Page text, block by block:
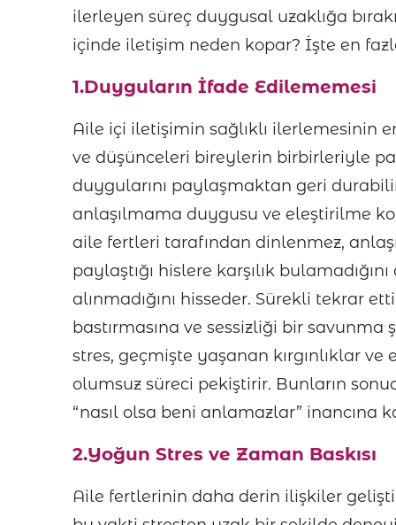
ilerleyen süreç duygusal uzaklığa
içinde iletişim neden kopar? İşte en
1.Duyguların İfade Edilememesi
Aile içi iletişimin sağlıklı ilerlemesinin
ve düşünceleri bireylerin birbirleriyle
duygularını paylaşmaktan geri
anlaşılmama duygusu ve eleştirilme
aile fertleri tarafından dinlenmez,
paylaştığı hislere karşılık
alınmadığını hisseder. Sürekli tekrar
bastırmasına ve sessizliği bir
stres, geçmişte yaşanan kırgınlıklar
olumsuz süreci pekiştirir. Bunların
“nasıl olsa beni anlamazlar” inancına
2.Yoğun Stres ve Zaman Baskısı
Aile fertlerinin daha derin ilişkiler